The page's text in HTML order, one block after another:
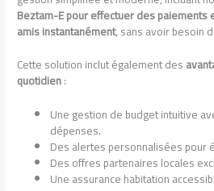
Beztam-E pour effectuer des
amis instantanément, sans avoir besoin
Cette solution inclut également des
quotidien:
Une gestion de budget intuitive
dépenses.
Des alertes personnalisées pour
Des offres partenaires locales
Une assurance habitation